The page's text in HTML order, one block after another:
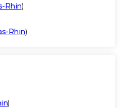
Rhin)
Rhin)
)